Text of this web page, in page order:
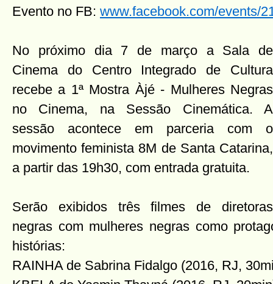
Evento no FB: www.facebook.com/events/
No próximo dia 7 de março a Sala de
Cinema do Centro Integrado de Cultura
recebe a 1ª Mostra Àjé - Mulheres Negras
no Cinema, na Sessão Cinemática. A
sessão acontece em parceria com o
movimento feminista 8M de Santa Catarina,
a partir das 19h30, com entrada gratuita.
Serão exibidos três filmes de diretoras
negras com mulheres negras como
histórias:
RAINHA de Sabrina Fidalgo (2016, RJ,